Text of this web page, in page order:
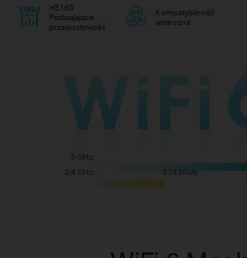
HE160
Podwajające
przepustowość
Kompatybilność
wsteczna